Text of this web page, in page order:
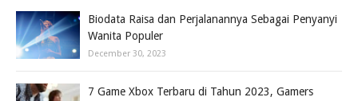
Biodata Raisa dan Perjalanannya Sebagai Penyanyi
Wanita Populer
December 30, 2023
7 Game Xbox Terbaru di Tahun 2023, Gamers